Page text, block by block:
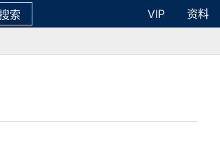
索 VIP
资料